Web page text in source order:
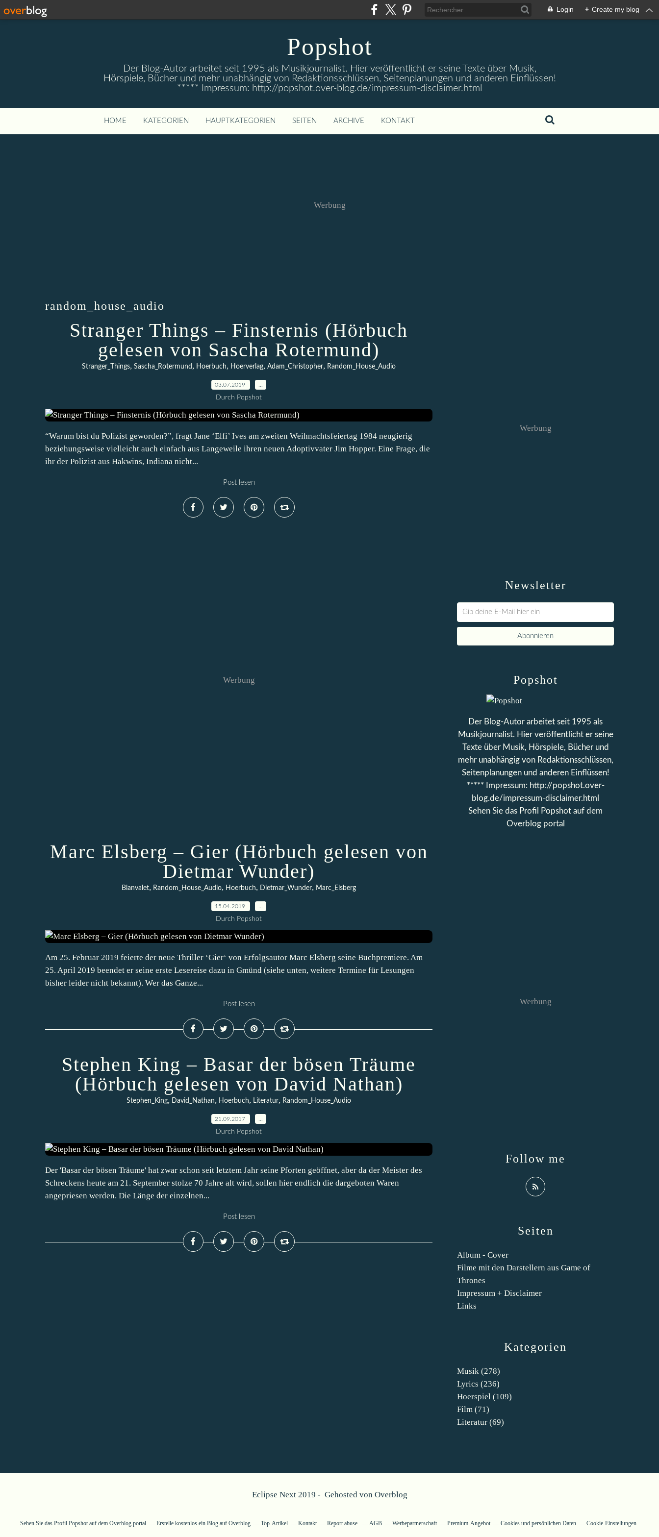
Login + Create my blog
Popshot
Der Blog-Autor arbeitet seit 1995 als Musikjournalist. Hier veröffentlicht er seine Texte über Musik,
Hörspiele, Bücher und mehr unabhängig von Redaktionsschlüssen, Seitenplanungen und anderen Einflüssen!
***** Impressum: http://popshot.over-blog.de/impressum-disclaimer.html
HOME KATEGORIEN HAUPTKATEGORIEN SEITEN ARCHIVE KONTAKT
Werbung
random_house_audio
Stranger Things – Finsternis (Hörbuch
gelesen von Sascha Rotermund)
Stranger_Things, Sascha_Rotermund , Hoerbuch, Hoerverlag, Adam_Christopher, Random_House_Audio
03.07.2019
Durch Popshot
“Warum bist du Polizist geworden?”, fragt Jane ‘Elfi’ Ives am zweiten Weihnachtsfeiertag 1984 neugierig
beziehungsweise vielleicht auch einfach aus Langeweile ihren neuen Adoptivvater Jim Hopper. Eine Frage, die
ihr der Polizist aus Hakwins, Indiana nicht...
Post lesen
Werbung
Marc Elsberg – Gier (Hörbuch gelesen von
Dietmar Wunder)
Blanvalet, Random_House_Audio, Hoerbuch, Dietmar_Wunder, Marc_Elsberg
15.04.2019
Durch Popshot
Am 25. Februar 2019 feierte der neue Thriller ‘Gier‘ von Erfolgsautor Marc Elsberg seine Buchpremiere. Am
25. April 2019 beendet er seine erste Lesereise dazu in Gmünd (siehe unten, weitere Termine für Lesungen
bisher leider nicht bekannt). Wer das Ganze...
Post lesen
Stephen King – Basar der bösen Träume
(Hörbuch gelesen von David Nathan)
Stephen_King, David_Nathan, Hoerbuch, Literatur, Random_House_Audio
21.09.2017
Durch Popshot
Der 'Basar der bösen Träume' hat zwar schon seit letztem Jahr seine Pforten geöffnet, aber da der Meister des
Schreckens heute am 21. September stolze 70 Jahre alt wird, sollen hier endlich die dargeboten Waren
angepriesen werden. Die Länge der einzelnen...
Post lesen
Newsletter
Werbung
Kategorien
Musik (278)
Lyrics (236)
Hoerspiel (109)
Film (71)
Literatur (69)
Seiten
Album - Cover
Filme mit den Darstellern aus Game of
Thrones
Impressum + Disclaimer
Links
Popshot
Der Blog-Autor arbeitet seit 1995 als
Musikjournalist. Hier veröffentlicht er seine
Texte über Musik, Hörspiele, Bücher und
mehr unabhängig von Redaktionsschlüssen,
Seitenplanungen und anderen Einflüssen!
***** Impressum: http://popshot.over-
blog.de/impressum-disclaimer.html
Sehen Sie das Profil
Popshot auf dem
Overblog portal
Follow me
Werbung
Eclipse Next 2019 - Gehosted von Overblog
Sehen Sie das Profil Popshotauf dem Overblog portal Erstelle kostenlos ein Blog auf Overblog Top-Artikel Kontakt Report abuse AGB Werbepartnerschaft Premium-Angebot Cookies und persönlichen Daten Cookie-Einstellungen